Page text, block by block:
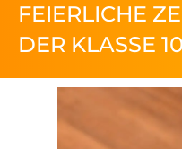
FEIERLICHE
DER KLASSE 10